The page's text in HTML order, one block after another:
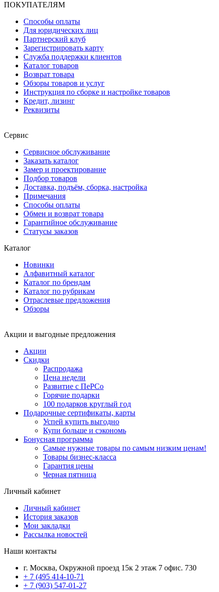
ПОКУПАТЕЛЯМ
Способы оплаты
Для юридических лиц
Партнерский клуб
Зарегистрировать карту
Служба поддержки клиентов
Каталог товаров
Возврат товара
Обзоры товаров и услуг
Инструкция по сборке и настройке товаров
Кредит, лизинг
Реквизиты
Сервис
Сервисное обслуживание
Заказать каталог
Замер и проектирование
Подбор товаров
Доставка, подъём, сборка, настройка
Примечания
Способы оплаты
Обмен и возврат товара
Гарантийное обслуживание
Статусы заказов
Каталог
Новинки
Алфавитный каталог
Каталог по брендам
Каталог по рубрикам
Отраслевые предложения
Обзоры
Акции и выгодные предложения
Акции
Скидки
Распродажа
Цена недели
Развитие с ПеРСо
Горячие подарки
100 подарков круглый год
Подарочные сертификаты, карты
Успей купить выгодно
Купи больше и сэкономь
Бонусная программа
Самые нужные товары по самым низким ценам!
Товары бизнес-класса
Гарантия цены
Черная пятница
Личный кабинет
Личный кабинет
История заказов
Мои закладки
Рассылка новостей
Наши контакты
г. Москва, Окружной проезд 15к 2 этаж 7 офис. 730
+ 7 (495 414-10-71
+ 7 (903) 547-01-27